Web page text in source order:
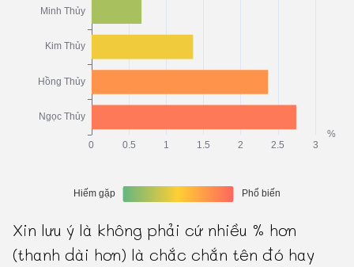
Xin lưu ý là không phải cứ nhiều % hơn
(thanh dài hơn) là chắc chắn tên đó hay